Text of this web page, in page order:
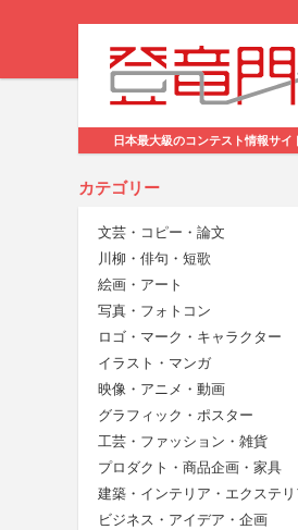
日本最大級のコンテスト情報サイ
カテゴリー
文芸・コピー・論文
川柳・俳句・短歌
絵画・アート
写真・フォトコン
ロゴ・マーク・キャラクター
イラスト・マンガ
映像・アニメ・動画
グラフィック・ポスター
工芸・ファッション・雑貨
プロダクト・商品企画・家具
建築・インテリア・エクステリ
ビジネス・アイデア・企画